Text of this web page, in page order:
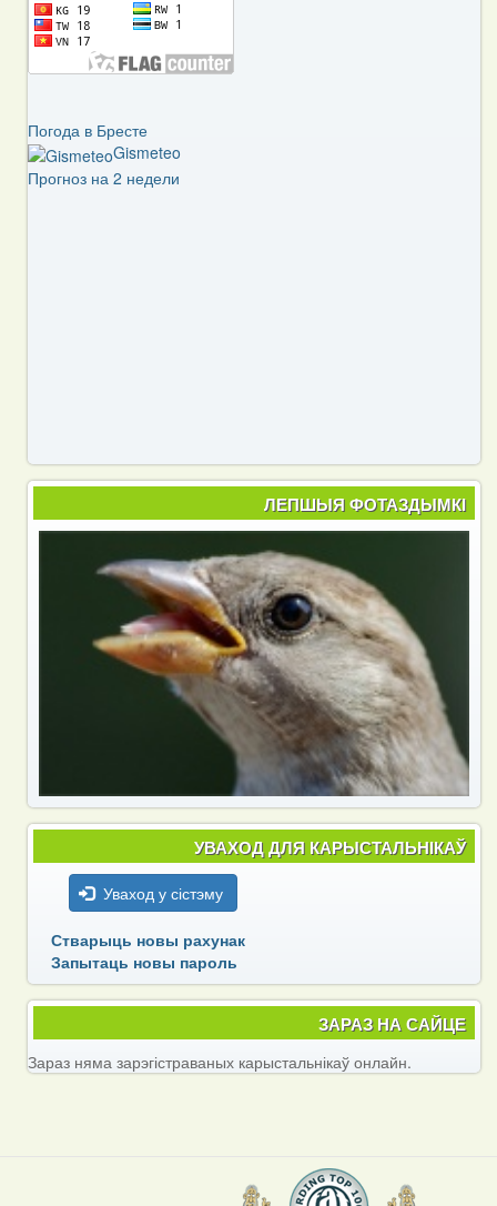
Погода в Бресте
Gismeteo
Прогноз на 2 недели
ЛЕПШЫЯ ФОТАЗДЫМКІ
УВАХОД ДЛЯ КАРЫСТАЛЬНІКАЎ
Уваход у сістэму
Стварыць новы рахунак
Запытаць новы пароль
ЗАРАЗ НА САЙЦЕ
Зараз няма зарэгістраваных карыстальнікаў онлайн.